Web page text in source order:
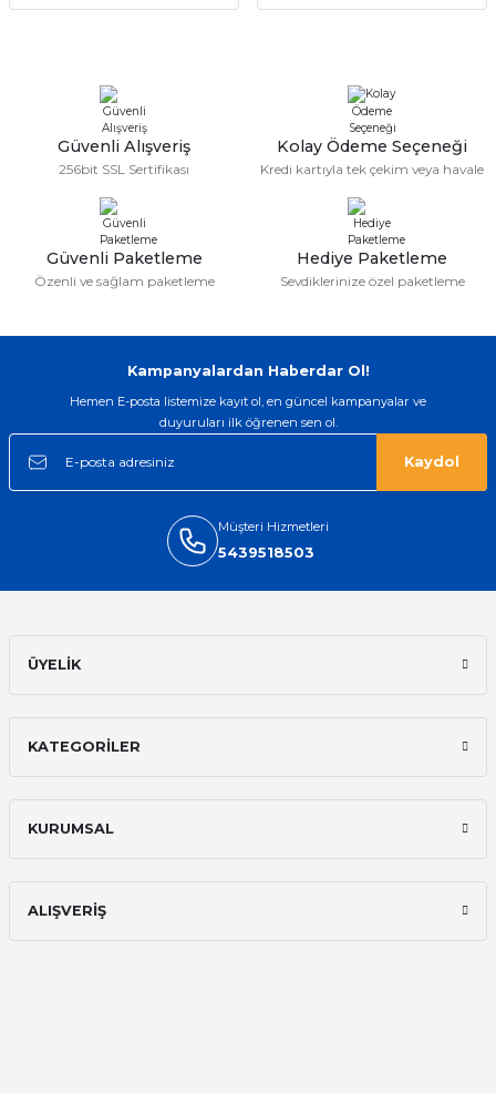
Güvenli Alışveriş
256bit SSL Sertifikası
Kolay Ödeme Seçeneği
Kredi kartıyla tek çekim veya havale
Güvenli Paketleme
Özenli ve sağlam paketleme
Hediye Paketleme
Sevdiklerinize özel paketleme
Kampanyalardan Haberdar Ol!
Hemen E-posta listemize kayıt ol, en güncel kampanyalar ve
duyuruları ilk öğrenen sen ol.
Kaydol
Müşteri Hizmetleri
5439518503
ÜYELİK
KATEGORİLER
KURUMSAL
ALIŞVERİŞ